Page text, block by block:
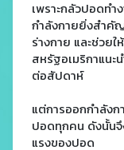
เพราะกลัวปอดท
กำลังกายยิ่งสำคั
ร่างกาย และช่วย
สหรัฐอเมริกาแนะ
ต่อสัปดาห์
แต่การออกกำลังก
ปอดทุกคน ดังนั้นจึ
แรงของปอด